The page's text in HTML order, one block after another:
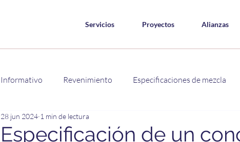
Servicios Proyectos Alianzas
Informativo Revenimiento Especificaciones de mezcla
Especificación de un
28 jun 2024 1 min de lectura